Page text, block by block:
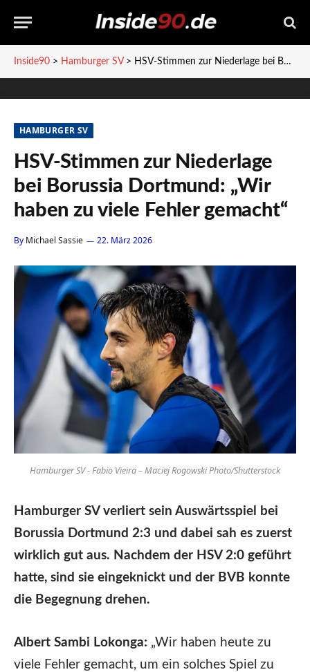
Inside90 > Hamburger SV> HSV-Stimmen zur Niederlage bei Borussia Dortmund: „Wir haben zu viele Fehler gemacht“
HAMBURGER SV
HSV-Stimmen zur Niederlage
bei Borussia Dortmund: „Wir
haben zu viele Fehler gemacht“
By Michael Sassie 22. März 2026
Hamburger SV - Fabio Vieira – Maciej Rogowski Photo/Shutterstock
Hamburger SV verliert sein Auswärtsspiel bei
Borussia Dortmund 2:3 und dabei sah es zuerst
wirklich gut aus. Nachdem der HSV 2:0 geführt
hatte, sind sie eingeknickt und der BVB konnte
die Begegnung drehen.
Albert Sambi Lokonga: „Wir haben heute zu
viele Fehler gemacht, um ein solches Spiel zu